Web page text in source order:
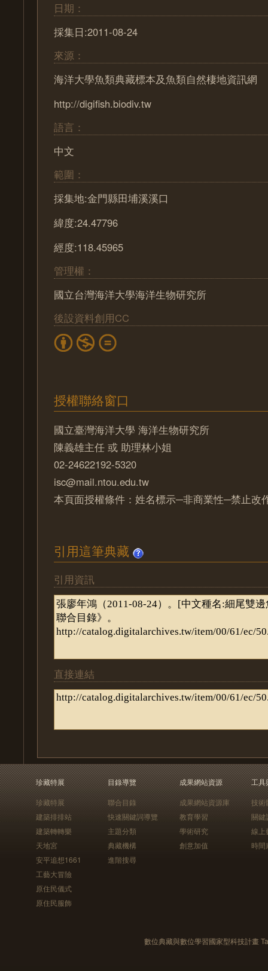
日期：
採集日:2011-08-24
來源：
海洋大學魚類典藏標本及魚類自然棲地資訊網
http://digifish.biodiv.tw
語言：
中文
範圍：
採集地:金門縣田埔溪溪口
緯度:24.47796
經度:118.45965
管理權：
國立台灣海洋大學海洋生物研究所
後設資料創用CC
授權聯絡窗口
國立臺灣海洋大學 海洋生物研究所
陳義雄主任 或 助理林小姐
02-24622192-5320
isc@mail.ntou.edu.tw
本頁面授權條件：姓名標示─非商業性─禁止改
引用這筆典藏
引用資訊
直接連結
珍藏特展
珍藏特展
建築排排站
建築轉轉樂
天地宮
安平追想1661
工藝大冒險
原住民儀式
原住民服飾
目錄導覽
聯合目錄
快速關鍵詞導覽
主題分類
典藏機構
進階搜尋
成果網站資源
成果網站資源庫
教育學習
學術研究
創意加值
工具
技術
關鍵
線上
時間
數位典藏與數位學習國家型科技計畫